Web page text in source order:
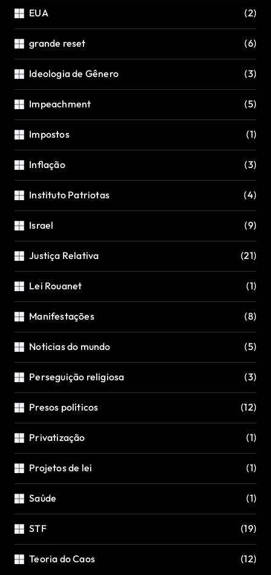
EUA (2)
grande reset (6)
Ideologia de Gênero (3)
Impeachment (5)
Impostos (1)
Inflação (3)
Instituto Patriotas (4)
Israel (9)
Justiça Relativa (21)
Lei Rouanet (1)
Manifestações (8)
Noticias do mundo (5)
Perseguição religiosa (3)
Presos políticos (12)
Privatização (1)
Projetos de lei (1)
Saúde (1)
STF (19)
Teoria do Caos (12)